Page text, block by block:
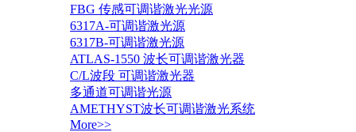
FBG 传感可调谐激光光源
6317A-可调谐激光源
6317B-可调谐激光源
ATLAS-1550 波长可调谐激光器
C/L波段 可调谐激光器
多通道可调谐光源
AMETHYST波长可调谐激光系统
More>>